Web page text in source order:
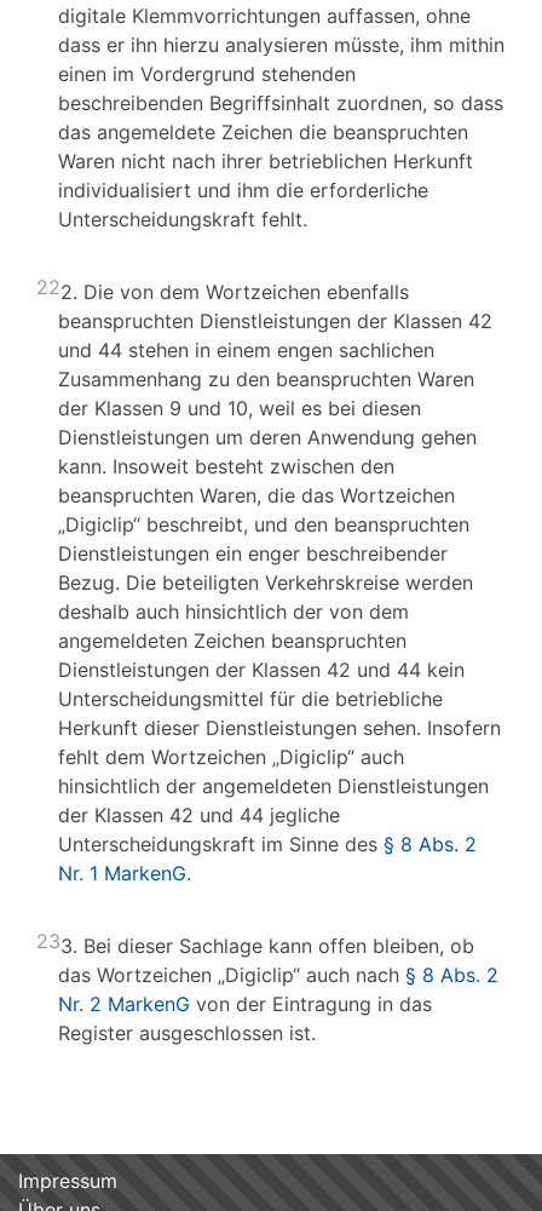
digitale Klemmvorrichtungen auffassen, ohne
dass er ihn hierzu analysieren müsste, ihm mithin
einen im Vordergrund stehenden
beschreibenden Begriffsinhalt zuordnen, so dass
das angemeldete Zeichen die beanspruchten
Waren nicht nach ihrer betrieblichen Herkunft
individualisiert und ihm die erforderliche
Unterscheidungskraft fehlt.
222. Die von dem Wortzeichen ebenfalls
beanspruchten Dienstleistungen der Klassen 42
und 44 stehen in einem engen sachlichen
Zusammenhang zu den beanspruchten Waren
der Klassen 9 und 10, weil es bei diesen
Dienstleistungen um deren Anwendung gehen
kann. Insoweit besteht zwischen den
beanspruchten Waren, die das Wortzeichen
„Digiclip“ beschreibt, und den beanspruchten
Dienstleistungen ein enger beschreibender
Bezug. Die beteiligten Verkehrskreise werden
deshalb auch hinsichtlich der von dem
angemeldeten Zeichen beanspruchten
Dienstleistungen der Klassen 42 und 44 kein
Unterscheidungsmittel für die betriebliche
Herkunft dieser Dienstleistungen sehen. Insofern
fehlt dem Wortzeichen „Digiclip“ auch
hinsichtlich der angemeldeten Dienstleistungen
der Klassen 42 und 44 jegliche
Unterscheidungskraft im Sinne des § 8 Abs. 2
Nr. 1 MarkenG.
233. Bei dieser Sachlage kann offen bleiben, ob
das Wortzeichen „Digiclip“ auch nach § 8 Abs. 2
Nr. 2 MarkenG von der Eintragung in das
Register ausgeschlossen ist.
Impressum